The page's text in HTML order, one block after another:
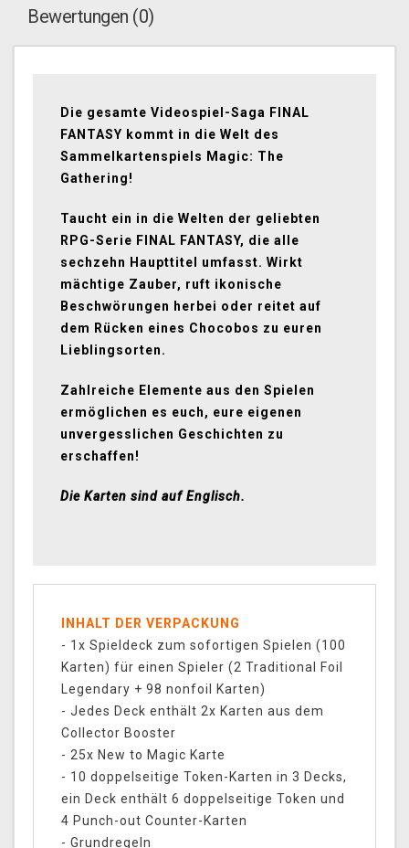
Bewertungen (0)
Die gesamte Videospiel-Saga FINAL
FANTASY kommt in die Welt des
Sammelkartenspiels Magic: The
Gathering!
Taucht ein in die Welten der geliebten
RPG-Serie FINAL FANTASY, die alle
sechzehn Haupttitel umfasst. Wirkt
mächtige Zauber, ruft ikonische
Beschwörungen herbei oder reitet auf
dem Rücken eines Chocobos zu euren
Lieblingsorten.
Zahlreiche Elemente aus den Spielen
ermöglichen es euch, eure eigenen
unvergesslichen Geschichten zu
erschaffen!
Die Karten sind auf Englisch.
INHALT DER VERPACKUNG
- 1x Spieldeck zum sofortigen Spielen (100
Karten) für einen Spieler (2 Traditional Foil
Legendary + 98 nonfoil Karten)
- Jedes Deck enthält 2x Karten aus dem
Collector Booster
- 25x New to Magic Karte
- 10 doppelseitige Token-Karten in 3 Decks,
ein Deck enthält 6 doppelseitige Token und
4 Punch-out Counter-Karten
- Grundregeln